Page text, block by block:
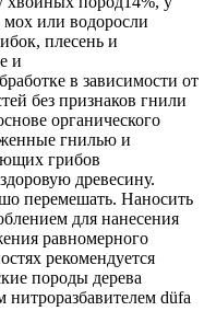
или водоросли
плесень и
и
в зависимости от
без признаков гнили
органического
гнилью и
грибов
древесину.
перемешать. Наносить
для нанесения
равномерного
рекомендуется
породы дерева
düfa